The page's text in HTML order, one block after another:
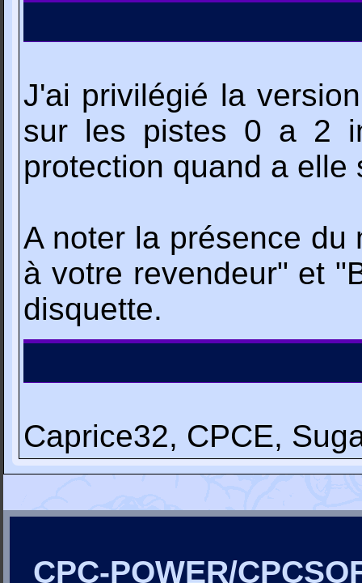
J'ai privilégié la
sur les pistes 0 a 2
protection quand a
A noter la présence du
à votre revendeur" et
disquette.
Caprice32, CPCE,
CPC-POWER/